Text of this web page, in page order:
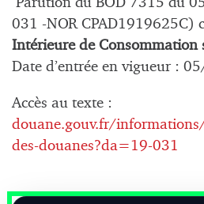
031 -NOR CPAD1919625C)
Intérieure de Consommation
Date d’entrée en vigueur :
Accès au texte :
douane.gouv.fr/
des-douanes?da=19-031